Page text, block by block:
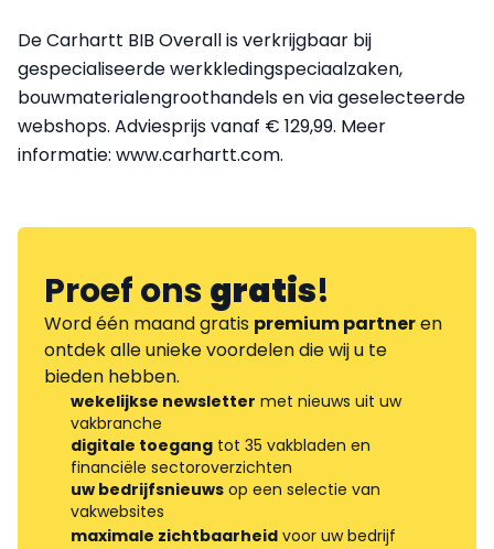
De Carhartt BIB Overall is verkrijgbaar bij
gespecialiseerde werkkledingspeciaalzaken,
bouwmaterialengroothandels en via geselecteerde
webshops. Adviesprijs vanaf € 129,99. Meer
informatie: www.carhartt.com.
Proef onsgratis!
Word één maand gratis premium partneren
ontdek alle unieke voordelen die wij u te
bieden hebben.
wekelijkse newsletter met nieuws uit uw
vakbranche
digitale toegang tot 35 vakbladen en
financiële sectoroverzichten
uw bedrijfsnieuws op een selectie van
vakwebsites
maximale zichtbaarheid voor uw bedrijf